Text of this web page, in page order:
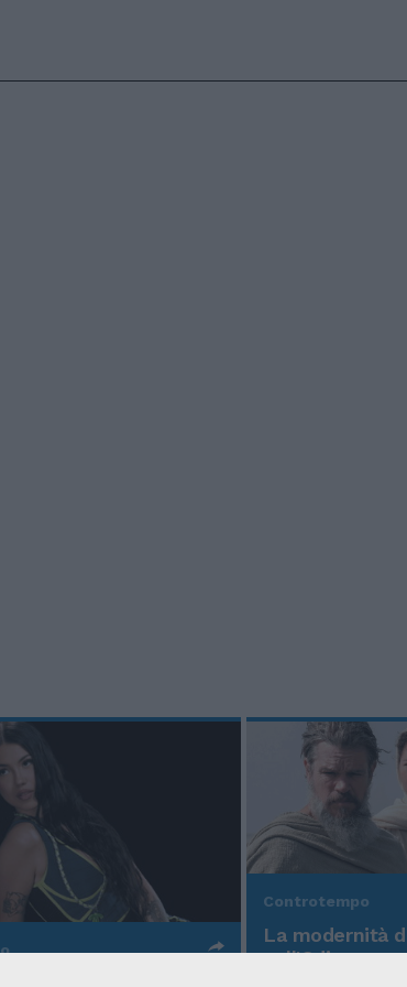
Controtempo
La modernità
nell'Odissea